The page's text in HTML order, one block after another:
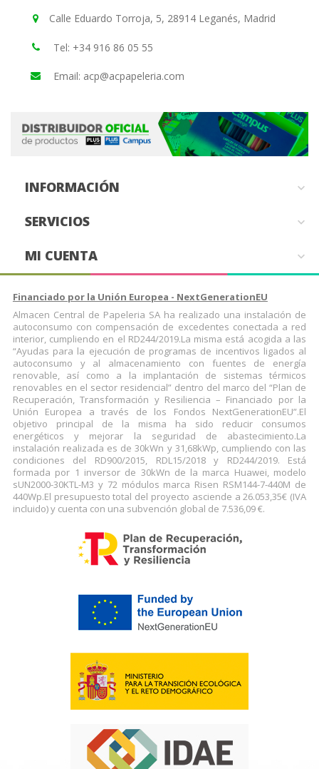
Calle Eduardo Torroja, 5, 28914 Leganés, Madrid
Tel: +34 916 86 05 55
Email: acp@acpapeleria.com
INFORMACIÓN 
SERVICIOS 
MI CUENTA 
Financiado por la Unión Europea - NextGenerationEU
Almacen Central de Papeleria SA ha realizado una instalación de
autoconsumo con compensación de excedentes conectada a red
interior, cumpliendo en el RD244/2019.La misma está acogida a las
“Ayudas para la ejecución de programas de incentivos ligados al
autoconsumo y al almacenamiento con fuentes de energía
renovable, así como a la implantación de sistemas térmicos
renovables en el sector residencial” dentro del marco del “Plan de
Recuperación, Transformación y Resiliencia – Financiado por la
Unión Europea a través de los Fondos NextGenerationEU”.El
objetivo principal de la misma ha sido reducir consumos
energéticos y mejorar la seguridad de abastecimiento.La
instalación realizada es de 30kWn y 31,68kWp, cumpliendo con las
condiciones del RD900/2015, RDL15/2018 y RD244/2019. Está
formada por 1 inversor de 30kWn de la marca Huawei, modelo
sUN2000-30KTL-M3 y 72 módulos marca Risen RSM144-7-440M de
440Wp.El presupuesto total del proyecto asciende a 26.053,35€ (IVA
incluido) y cuenta con una subvención global de 7.536,09 €.